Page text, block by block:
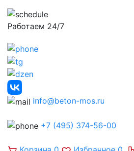
Работаем 24/7
info@beton-mos.ru
+7 (495) 374-56-00